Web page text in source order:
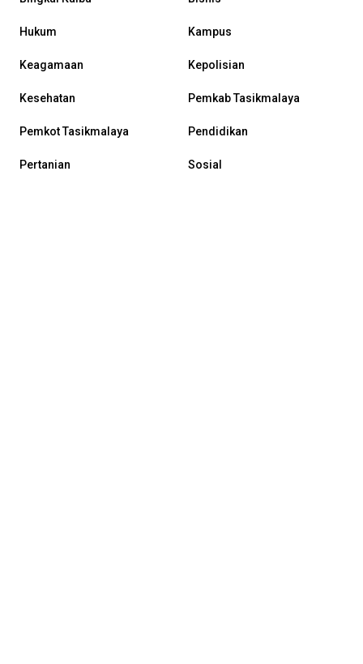
Hukum Kampus
Keagamaan Kepolisian
Kesehatan Pemkab Tasikmalaya
Pemkot Tasikmalaya Pendidikan
Pertanian Sosial